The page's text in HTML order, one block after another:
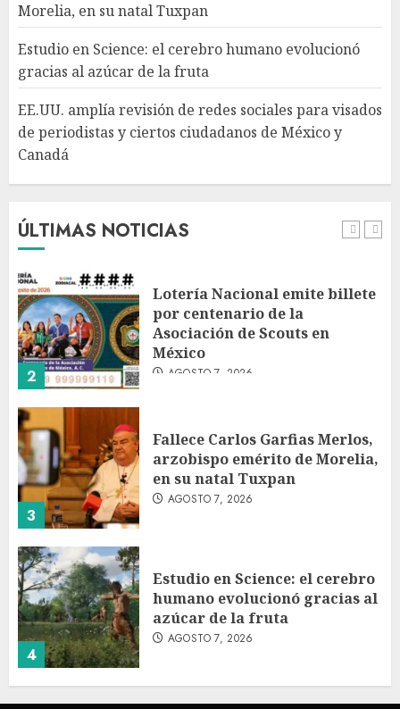
Morelia, en su natal Tuxpan
Estudio en Science: el cerebro humano evolucionó
gracias al azúcar de la fruta
EE.UU. amplía revisión de redes sociales para visados
de periodistas y ciertos ciudadanos de México y
Canadá
ÚLTIMAS NOTICIAS
EE.UU. amplía revisión de
periodistas y ciertos
ciudadanos de México y
Canadá
AGOSTO 7, 2026
1
fondos estrella de Wall Street
2
Lotería Nacional emite billete
por centenario de la
Asociación de Scouts en
México
AGOSTO 7, 2026
3
Fallece Carlos Garfias Merlos,
arzobispo emérito de Morelia,
en su natal Tuxpan
AGOSTO 7, 2026
4
Estudio en Science: el cerebro
humano evolucionó gracias al
azúcar de la fruta
AGOSTO 7, 2026